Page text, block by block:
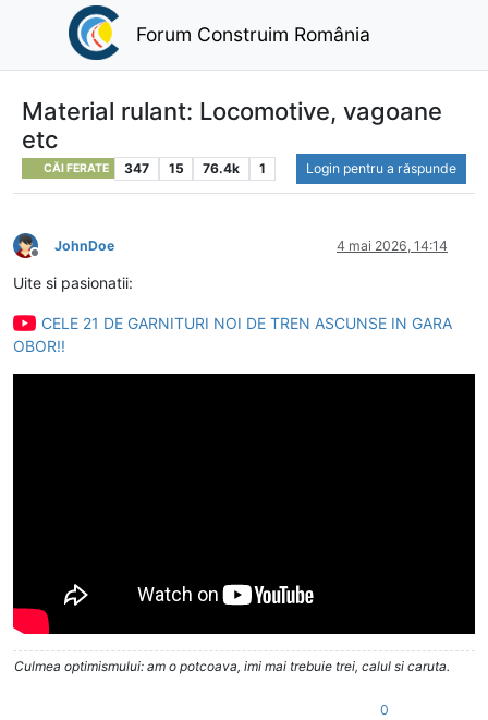
Forum Construim România
Material rulant: Locomotive, vagoane
etc
CĂI FERATE 347 15 76.4k 1 Login pentru a răspunde
Deconectat
JohnDoe 4 mai 2026, 14:14
Uite si pasionatii:
CELE 21 DE GARNITURI NOI DE TREN ASCUNSE IN GARA
OBOR!!
Culmea optimismului: am o potcoava, imi mai trebuie trei, calul si caruta.
0